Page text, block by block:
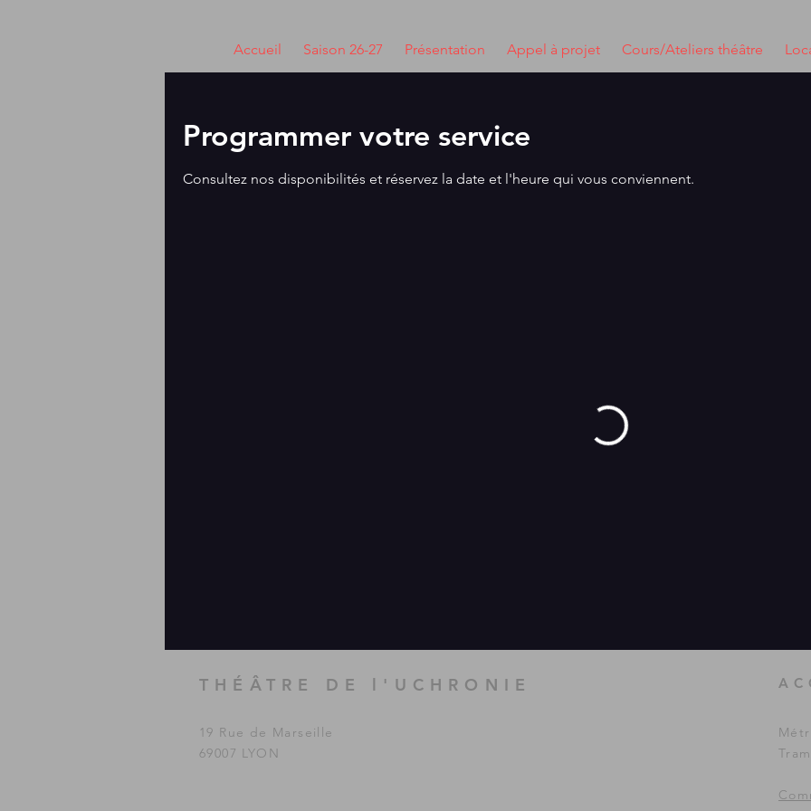
Accueil Saison 26-27 Présentation Appel à projet Cours/Ateliers théâtre
Programmer votre service
Consultez nos disponibilités et réservez la date et l'heure qui vous conviennent.
THÉÂTRE DE l'UCHRONIE
19 Rue de Marseille
69007 LYON